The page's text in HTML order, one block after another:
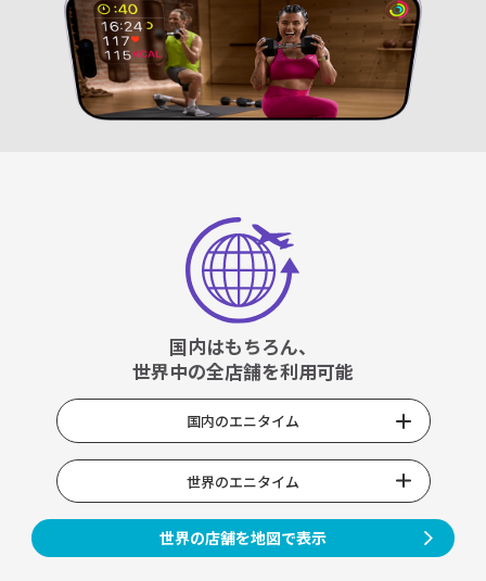
国内はもちろん、
世界中の全店舗を利用可能
国内のエニタイム
世界のエニタイム
世界の店舗を地図で表示